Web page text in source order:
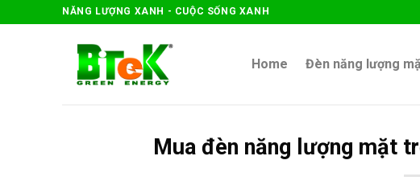
NĂNG LƯỢNG XANH - CUỘC SỐNG XANH
Home Đèn năng lượng
Mua đèn năng lượng mặt